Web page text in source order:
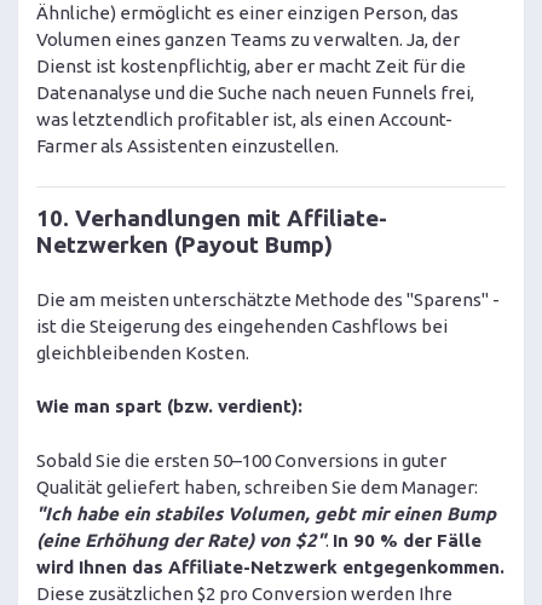
Ähnliche) ermöglicht es einer einzigen Person, das
Volumen eines ganzen Teams zu verwalten. Ja, der
Dienst ist kostenpflichtig, aber er macht Zeit für die
Datenanalyse und die Suche nach neuen Funnels frei,
was letztendlich profitabler ist, als einen Account-
Farmer als Assistenten einzustellen.
10. Verhandlungen mit Affiliate-
Netzwerken (Payout Bump)
Die am meisten unterschätzte Methode des "Sparens" -
ist die Steigerung des eingehenden Cashflows bei
gleichbleibenden Kosten.
Wie man spart (bzw. verdient):
Sobald Sie die ersten 50–100 Conversions in guter
Qualität geliefert haben, schreiben Sie dem Manager:
"Ich habe ein stabiles Volumen, gebt mir einen Bump
(eine Erhöhung der Rate) von $2". In 90 % der Fälle
wird Ihnen das Affiliate-Netzwerk entgegenkommen.
Diese zusätzlichen $2 pro Conversion werden Ihre